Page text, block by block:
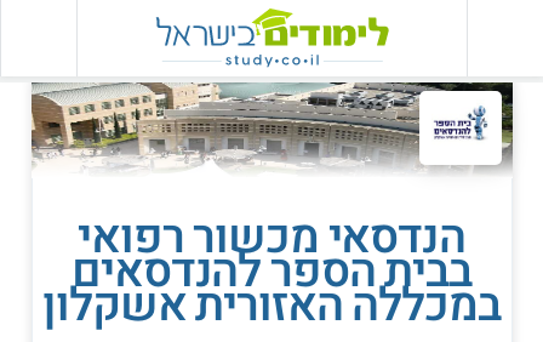
הנדסאי מכשור רפואי
בבית הספר להנדסאים
במכללה האזורית אשקלון